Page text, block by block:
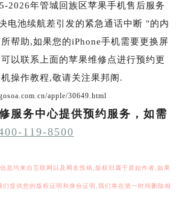
2026年管城回族区苹果手机售后服务
电池续航差引发的紧急通话中断 "的内
帮助,如果您的iPhone手机需要更换屏
以联系上面的苹果维修点进行预约更
操作教程,敬请关注果邦阁.
apple/30649.html
服务中心提供预约服务，如需
119-8500
息均来自互联网以及网友投稿,版权归属于原始作者,如果
提供您的版权证明和身份证明,我们将在第一时间删除相